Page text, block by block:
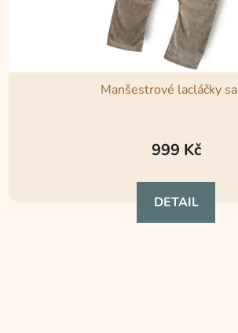
Manšestrové lacláčky
999 Kč
DETAIL